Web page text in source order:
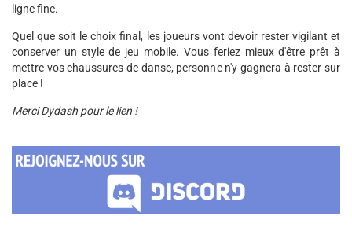
ligne fine.
Quel que soit le choix final, les joueurs vont devoir rester vigilant et
conserver un style de jeu mobile. Vous feriez mieux d'être prêt à
mettre vos chaussures de danse, personne n'y gagnera à rester sur
place !
Merci Dydash pour le lien !